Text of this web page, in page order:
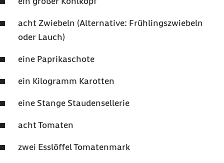
acht Zwiebeln (Alternative: Frühlingszwiebeln
oder Lauch)
eine Paprikaschote
ein Kilogramm Karotten
eine Stange Staudensellerie
acht Tomaten
zwei Esslöffel Tomatenmark